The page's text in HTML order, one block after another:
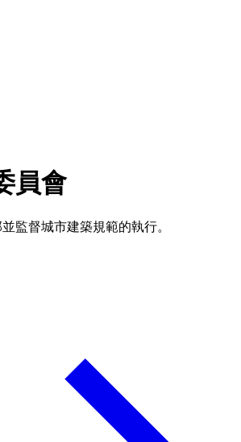
員會
監督城市建築規範的執行。